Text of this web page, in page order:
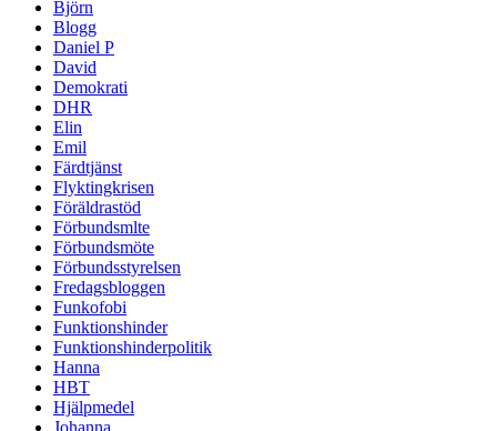
Björn
Blogg
Daniel P
David
Demokrati
DHR
Elin
Emil
Färdtjänst
Flyktingkrisen
Föräldrastöd
Förbundsmlte
Förbundsmöte
Förbundsstyrelsen
Fredagsbloggen
Funkofobi
Funktionshinder
Funktionshinderpolitik
Hanna
HBT
Hjälpmedel
Johanna